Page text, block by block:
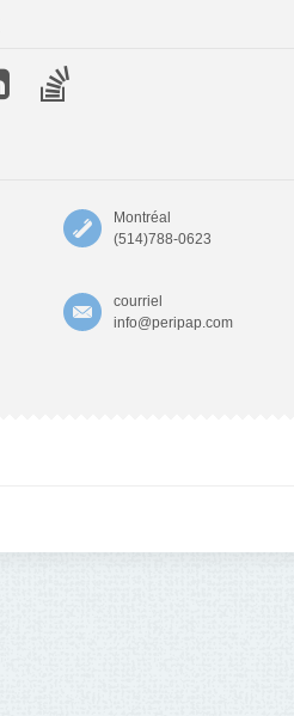
Montréal
(514)788-0623
courriel
info@peripap.com